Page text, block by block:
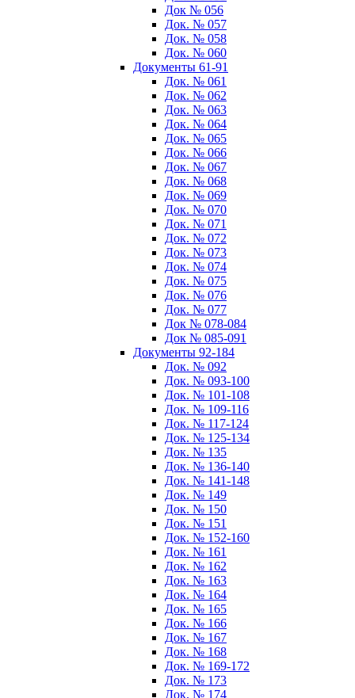
Док № 056
Док. № 057
Док. № 058
Док. № 060
Документы 61-91
Док. № 061
Док. № 062
Док. № 063
Док. № 064
Док. № 065
Док. № 066
Док. № 067
Док. № 068
Док. № 069
Док. № 070
Док. № 071
Док. № 072
Док. № 073
Док. № 074
Док. № 075
Док. № 076
Док. № 077
Док № 078-084
Док № 085-091
Документы 92-184
Док. № 092
Док. № 093-100
Док. № 101-108
Док. № 109-116
Док. № 117-124
Док. № 125-134
Док. № 135
Док. № 136-140
Док. № 141-148
Док. № 149
Док. № 150
Док. № 151
Док. № 152-160
Док. № 161
Док. № 162
Док. № 163
Док. № 164
Док. № 165
Док. № 166
Док. № 167
Док. № 168
Док. № 169-172
Док. № 173
Док. № 174